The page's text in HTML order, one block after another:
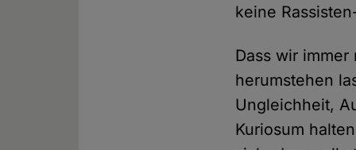
keine
Dass wir
herumstehen
Ungleichheit,
Kuriosum